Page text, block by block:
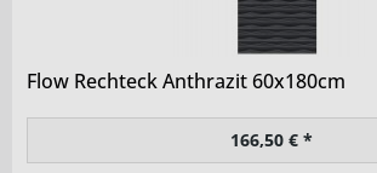
Flow Rechteck Anthrazit 60x180cm
166,50 € *